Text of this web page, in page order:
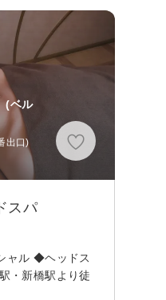
(ベル
出口)
スパ
ャル ◆ヘッドス
・新橋駅より徒